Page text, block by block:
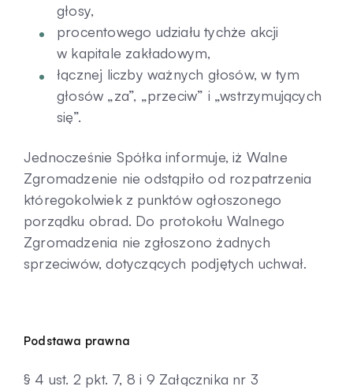
głosy,
procentowego udziału tychże akcji
w kapitale zakładowym,
łącznej liczby ważnych głosów, w tym
głosów „za”, „przeciw” i „wstrzymujących
się”.
Jednocześnie Spółka informuje, iż Walne
Zgromadzenie nie odstąpiło od rozpatrzenia
któregokolwiek z punktów ogłoszonego
porządku obrad. Do protokołu Walnego
Zgromadzenia nie zgłoszono żadnych
sprzeciwów, dotyczących podjętych uchwał.
Podstawa prawna
§ 4 ust. 2 pkt. 7, 8 i 9 Załącznika nr 3